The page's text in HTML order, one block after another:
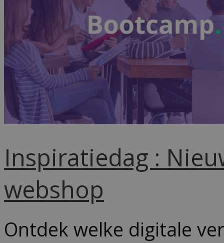
Inspiratiedag :
webshop
Ontdek welke digitale